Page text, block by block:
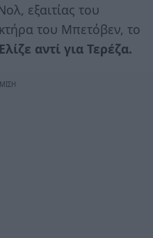
εξαιτίας του
του Μπετόβεν, το
Ελίζε αντί για Τερέζα.